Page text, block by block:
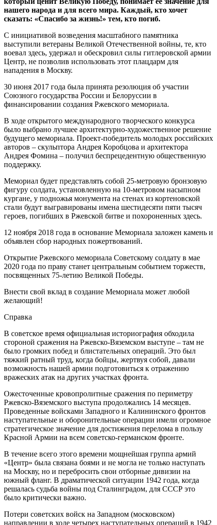
нашего народа и для всего мира. Каждый, кто хочет
сказать: «Спасибо за жизнь!» тем, кто погиб.
С инициативой возведения масштабного памятника
выступили ветераны Великой Отечественной войны, те, кто
воевал здесь, удержал и обескровил силы гитлеровской армии
Центр, не позволив использовать этот плацдарм для
нападения в Москву.
30 июня 2017 года была принята резолюция об участии
Союзного государства России и Белоруссии в
финансировании создания Ржевского мемориала.
В ходе открытого международного творческого конкурса
было выбрано лучшее архитектурно-художественное решение
будущего мемориала. Проект-победитель молодых российских
авторов – скульптора Андрея Коробцова и архитектора
Андрея Фомина – получил беспрецедентную общественную
поддержку.
Мемориал будет представлять собой 25-метровую бронзовую
фигуру солдата, установленную на 10-метровом насыпном
кургане, у подножья монумента на стенах из кортеновской
стали будут выгравированы имена шестидесяти пяти тысяч
героев, погибших в Ржевской битве и похороненных здесь.
12 ноября 2018 года в основание Мемориала заложен камень и
объявлен сбор народных пожертвований.
Открытие Ржевского мемориала Советскому солдату в мае
2020 года по праву станет центральным событием торжеств,
посвященных 75-летию Великой Победы.
Внести свой вклад в создание Мемориала может любой
желающий!
Справка
В советское время официальная историография обходила
стороной сражения на Ржевско-Вяземском выступе – там не
было громких побед и блистательных операций. Это был
тяжкий ратный труд, когда бойцы, жертвуя собой, давали
возможность нашей армии подготовиться к отражению
вражеских атак на других участках фронта.
Ожесточенные кровопролитные сражения по периметру
Ржевско-Вяземского выступа продолжались 14 месяцев.
Проведенные войсками Западного и Калининского фронтов
наступательные и оборонительные операции имели огромное
стратегическое значение для достижения перелома в пользу
Красной Армии на всем советско-германском фронте.
В течение всего этого времени мощнейшая группа армий
«Центр» была связана боями и не могла не только наступать
на Москву, но и перебросить свои отборные дивизии на
южный фланг. В драматической ситуации 1942 года, когда
решалась судьба войны под Сталинградом, для СССР это
было критически важно.
Потери советских войск на Западном (московском)
направлении в ходе четырех наступательных операций в 1942